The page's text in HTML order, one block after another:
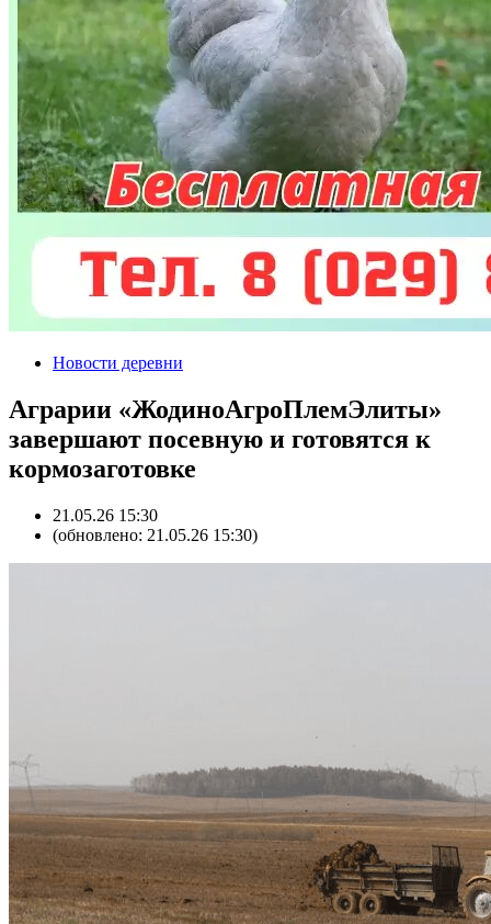
Новости деревни
Аграрии «ЖодиноАгроПлемЭлиты»
завершают посевную и готовятся к
кормозаготовке
21.05.26 15:30
(обновлено: 21.05.26 15:30)